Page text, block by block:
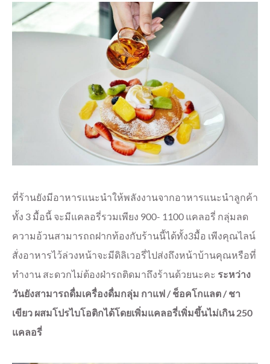
ที่ร้านยังมีอาหารแนะนำให้พลังงานจากอาหารแนะนำลูกค้า
ทั้ง 3 มื้อนี้ จะมีแคลอรี่รวมเพียง 900- 1100 แคลอรี่ กลุ่มลด
ความอ้วนสามารถถฝากท้องกับร้านนี้ได้ทั้ง3มื้อ เพีงคุณไลน์
สั่งอาหารไว้ล่วงหน้าจะมีดิลิเวอรี่ไปส่งถึงหน้าบ้านคุณหรือที่
ทำงาน สะดวกไม่ต้องฝ่ารถติดมาถึงร้านด้วยนะคะ ระหว่าง
วันยังสามารถดื่มเครื่องดื่มกลุ่ม กาแฟ / ช็อคโกแลต / ชา
เขียว ผสมโปรไบโอติกได้โดยเพิ่มแคลอรี่เพิ่มขึ้นไม่เกิน 250
แคลอรี่